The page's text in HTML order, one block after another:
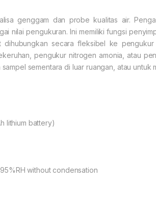
genggam dan probe kualitas air.
nilai pengukuran. Ini memiliki fungsi
secara fleksibel ke
pengukur nitrogen amonia, atau
sementara di luar ruangan, atau untuk
lithium battery)
without condensation